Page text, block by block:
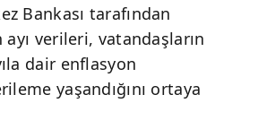
Bankası tarafından
verileri, vatandaşların
dair enflasyon
yaşandığını ortaya